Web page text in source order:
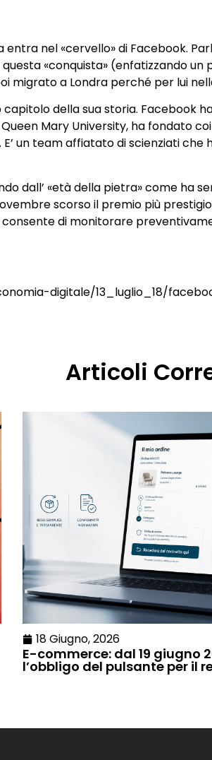
entra nel «cervello» di Facebook.
«conquista» (enfatizzando
migrato a Londra perché per lui
capitolo della sua storia. Facebook
Mary University, ha fondato
un team affiatato di scienziati
dall’ «età della pietra» come
scorso il premio più
consente di monitorare
digitale/13_luglio_18/
Articoli
18 Giugno, 2026
E-commerce: dal 19 giugno
l’obbligo del pulsante per il